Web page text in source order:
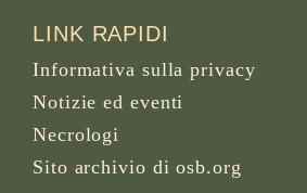
LINK RAPIDI
Informativa sulla privacy
Notizie ed eventi
Necrologi
Sito archivio di osb.org